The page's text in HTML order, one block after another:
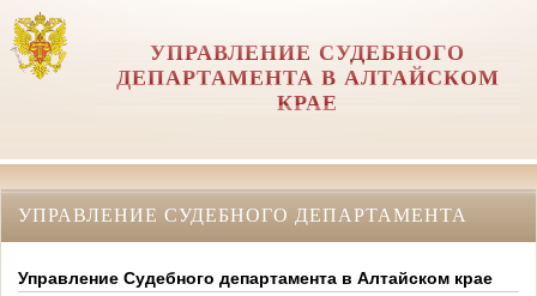
УПРАВЛЕНИЕ СУДЕБНОГО
ДЕПАРТАМЕНТА В АЛТАЙСКОМ
КРАЕ
УПРАВЛЕНИЕ СУДЕБНОГО ДЕПАРТАМЕНТА
Управление Судебного департамента в Алтайском крае